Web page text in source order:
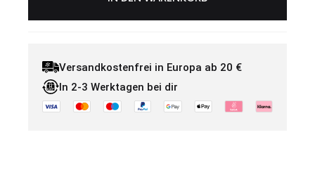
Versandkostenfrei in Europa ab 20 €
In 2-3 Werktagen bei dir